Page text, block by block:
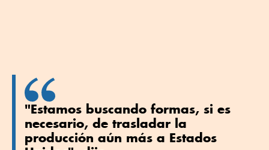
"Estamos buscando formas, si es
necesario, de trasladar la
producción aún más a Estados